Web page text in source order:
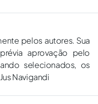
pelos autores. Sua
aprovação pelo
selecionados, os
Navigandi